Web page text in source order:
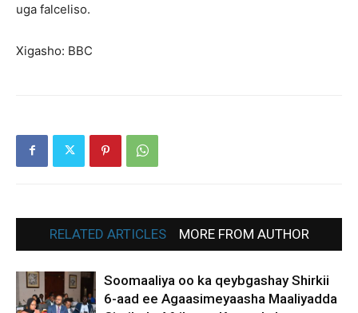
uga falceliso.
Xigasho: BBC
RELATED ARTICLES MORE FROM AUTHOR
Soomaaliya oo ka qeybgashay Shirkii
6-aad ee Agaasimeyaasha Maaliyadda